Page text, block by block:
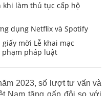
làm thủ tục cấp hộ
dụng Netflix và Spotify
mời Lễ khai mạc
phạm pháp luật
2023, số lượt tư vấn và
Nam tăng gấp đôi so với